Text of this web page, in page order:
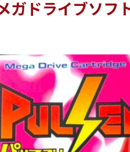
ガドライブソフ